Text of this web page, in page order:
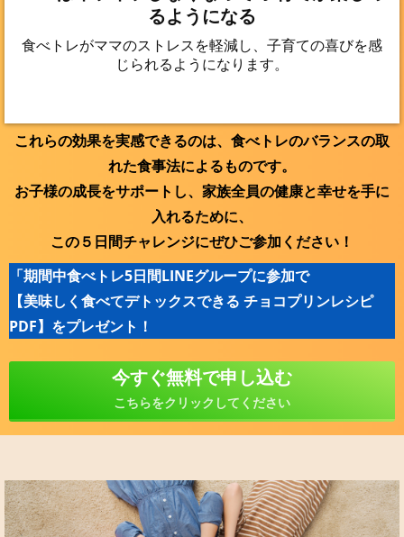
るようになる
食べトレがママのストレスを軽減し、子育ての喜びを感
じられるようになります。
これらの効果を実感できるのは、食べトレのバランスの取
れた食事法によるものです。
お子様の成長をサポートし、家族全員の健康と幸せを手に
入れるために、
この５日間チャレンジにぜひご参加ください！
「期間中食べトレ5日間LINEグループに参加で
【美味しく食べてデトックスできる チョコプリンレシピ
PDF】をプレゼント！
今すぐ無料で申し込む
こちらをクリックしてください